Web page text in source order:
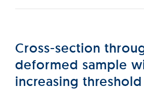
Produkte
Services
Auftragslabor
Cross-section
deformed sample
increasing